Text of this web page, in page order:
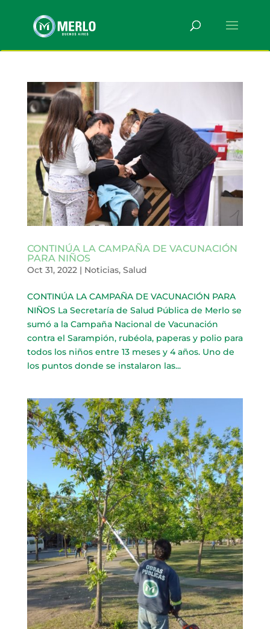
CONTINÚA LA CAMPAÑA DE VACUNACIÓN
PARA NIÑOS
Oct 31, 2022| Noticias, Salud
CONTINÚA LA CAMPAÑA DE VACUNACIÓN PARA
NIÑOS La Secretaría de Salud Pública de Merlo se
sumó a la Campaña Nacional de Vacunación
contra el Sarampión, rubéola, paperas y polio para
todos los niños entre 13 meses y 4 años. Uno de
los puntos donde se instalaron las...